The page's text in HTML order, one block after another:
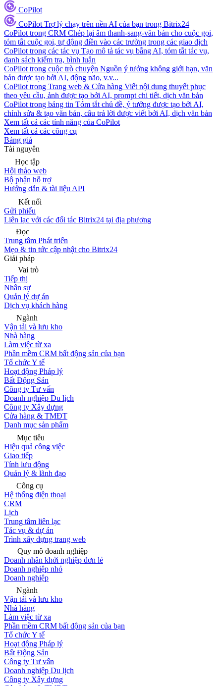
CoPilot
CoPilot Trợ lý chạy trên nền AI của bạn trong Bitrix24
CoPilot trong CRM Chép lại âm thanh-sang-văn bản cho cuộc gọi,
tóm tắt cuộc gọi, tự động điền vào các trường trong các giao dịch
CoPilot trong các tác vụ Tạo mô tả tác vụ bằng AI, tóm tắt tác vụ,
danh sách kiểm tra, bình luận
CoPilot trong cuộc trò chuyện Nguồn ý tưởng không giới hạn, văn
bản được tạo bởi AI, động não, v.v...
CoPilot trong Trang web & Cửa hàng Viết nội dung thuyết phục
theo yêu cầu, ảnh được tạo bởi AI, prompt chi tiết, dịch văn bản
CoPilot trong bảng tin Tóm tắt chủ đề, ý tưởng được tạo bởi AI,
chỉnh sửa & tạo văn bản, câu trả lời được viết bởi AI, dịch văn bản
Xem tất cả các tính năng của CoPilot
Xem tất cả các công cụ
Bảng giá
Tài nguyên
Học tập
Hội thảo web
Bộ phận hỗ trợ
Hướng dẫn & tài liệu API
Kết nối
Gửi phiếu
Liên lạc với các đối tác Bitrix24 tại địa phương
Đọc
Trung tâm Phát triển
Mẹo & tin tức cập nhật cho Bitrix24
Giải pháp
Vai trò
Tiếp thị
Nhân sự
Quản lý dự án
Dịch vụ khách hàng
Ngành
Vận tải và lưu kho
Nhà hàng
Làm việc từ xa
Phần mềm CRM bất động sản của bạn
Tổ chức Y tế
Hoạt động Pháp lý
Bất Động Sản
Công ty Tư vấn
Doanh nghiệp Du lịch
Công ty Xây dựng
Cửa hàng & TMĐT
Danh mục sản phẩm
Mục tiêu
Hiệu quả công việc
Giao tiếp
Tính lưu động
Quản lý & lãnh đạo
Công cụ
Hệ thống điện thoại
CRM
Lịch
Trung tâm liên lạc
Tác vụ & dự án
Trình xây dựng trang web
Quy mô doanh nghiệp
Doanh nhân khởi nghiệp đơn lẻ
Doanh nghiệp nhỏ
Doanh nghiệp
Ngành
Vận tải và lưu kho
Nhà hàng
Làm việc từ xa
Phần mềm CRM bất động sản của bạn
Tổ chức Y tế
Hoạt động Pháp lý
Bất Động Sản
Công ty Tư vấn
Doanh nghiệp Du lịch
Công ty Xây dựng